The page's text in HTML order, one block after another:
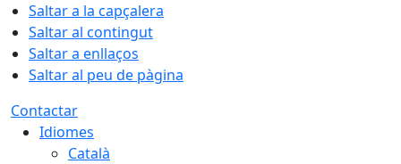
Saltar a la capçalera
Saltar al contingut
Saltar a enllaços
Saltar al peu de pàgina
Contactar
Idiomes
Català